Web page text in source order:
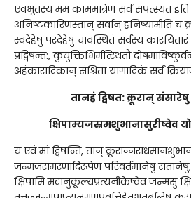
एवंभूतस्य मम काममात्रेण सर्वं संपत्स्यत
अनिष्टकारिणस्तान् सर्वान् हनिष्यामीति च
स्वदेहेषु परदेहेषु चावस्थितं सर्वस्य
प्रद्विषन्त:, कुयुक्तिभिर्मत्स्थितौ
अहंकारादिकान् संश्रिता यागादिकं सर्वं
तानहं द्विषत: क्रूरान्
य एवं मां द्विषन्ति, तान्
जन्मजरामरणादिरूपेण परिवर्तमानेषु संतानेषु,
क्षिपामि मदानुकूल्यप्रत्यनीकेष्वेव जन्मसु